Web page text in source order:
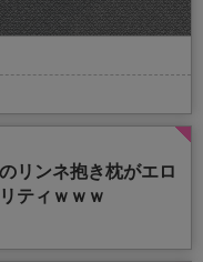
リンネ抱き枕がエロ
ティｗｗｗ